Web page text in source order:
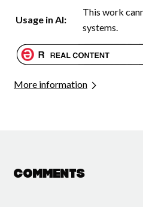
Usage in AI:
This work
systems.
More information
Comments